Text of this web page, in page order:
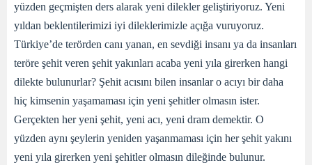
yüzden geçmişten ders alarak yeni dilekler geliştiriyoruz. Yeni
yıldan beklentilerimizi iyi dileklerimizle açığa vuruyoruz.
Türkiye’de terörden canı yanan, en sevdiği insanı ya da insanları
teröre şehit veren şehit yakınları acaba yeni yıla girerken hangi
dilekte bulunurlar? Şehit acısını bilen insanlar o acıyı bir daha
hiç kimsenin yaşamaması için yeni şehitler olmasın ister.
Gerçekten her yeni şehit, yeni acı, yeni dram demektir. O
yüzden aynı şeylerin yeniden yaşanmaması için her şehit yakını
yeni yıla girerken yeni şehitler olmasın dileğinde bulunur.